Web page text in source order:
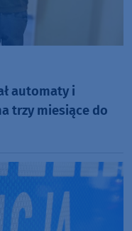
automaty i
trzy miesiące do